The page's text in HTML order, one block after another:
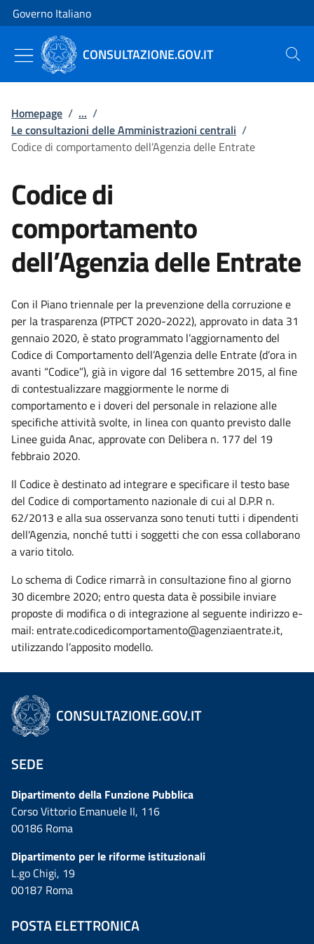
Vai al contenuto
Vai alla navigazione del sito
Governo Italiano
CONSULTAZIONE.GOV.IT Cerca
Homepage / ... /
Le consultazioni delle Amministrazioni centrali /
Codice di comportamento dell’Agenzia delle Entrate
Codice di
comportamento
dell’Agenzia delle Entrate
Con il Piano triennale per la prevenzione della corruzione e
per la trasparenza (PTPCT 2020-2022), approvato in data 31
gennaio 2020, è stato programmato l’aggiornamento del
Codice di Comportamento dell’Agenzia delle Entrate (d’ora in
avanti “Codice”), già in vigore dal 16 settembre 2015, al fine
di contestualizzare maggiormente le norme di
comportamento e i doveri del personale in relazione alle
specifiche attività svolte, in linea con quanto previsto dalle
Linee guida Anac, approvate con Delibera n. 177 del 19
febbraio 2020.
Il Codice è destinato ad integrare e specificare il testo base
del Codice di comportamento nazionale di cui al D.P.R n.
62/2013 e alla sua osservanza sono tenuti tutti i dipendenti
dell'Agenzia, nonché tutti i soggetti che con essa collaborano
a vario titolo.
Lo schema di Codice rimarrà in consultazione fino al giorno
30 dicembre 2020; entro questa data è possibile inviare
proposte di modifica o di integrazione al seguente indirizzo e-
mail: entrate.codicedicomportamento@agenziaentrate.it,
utilizzando l’apposito modello.
CONSULTAZIONE.GOV.IT
SEDE
Dipartimento della Funzione Pubblica
Corso Vittorio Emanuele II, 116
00186 Roma
Dipartimento per le riforme istituzionali
L.go Chigi, 19
00187 Roma
POSTA ELETTRONICA